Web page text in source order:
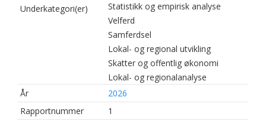
Underkategori(er)
Statistikk og empirisk analyse
Velferd
Samferdsel
Lokal- og regional utvikling
Skatter og offentlig økonomi
Lokal- og regionalanalyse
År
2026
Rapportnummer
1